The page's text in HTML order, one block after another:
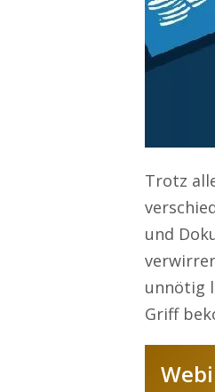
Trotz
und
unnötig
Griff